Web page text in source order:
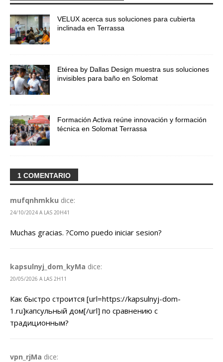
VELUX acerca sus soluciones para cubierta
inclinada en Terrassa
Etérea by Dallas Design muestra sus soluciones
invisibles para baño en Solomat
Formación Activa reúne innovación y formación
técnica en Solomat Terrassa
1 COMENTARIO
mufqnhmkku dice:
24/10/2024 A LAS 20H41
Muchas gracias. ?Como puedo iniciar sesion?
kapsulnyj_dom_kyMa dice:
20/05/2026 A LAS 2H11
Как быстро строится [url=https://kapsulnyj-dom-
1.ru]капсульный дом[/url] по сравнению с
традиционным?
vpn_rjMa dice: